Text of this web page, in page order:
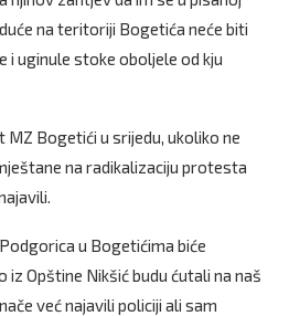
na teritoriji Bogetića neće biti
i uginule stoke oboljele od kju
MZ Bogetići u srijedu, ukoliko ne
na radikalizaciju protesta
u Bogetićima biće
Opštine Nikšić budu ćutali na naš
već najavili policiji ali sam